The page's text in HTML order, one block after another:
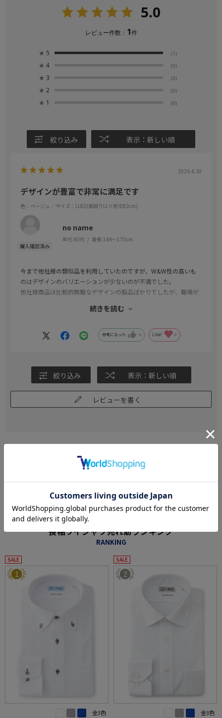
5.0
レビュー件数： 1件
★ 5 (1)
★ 4 (0)
★ 3 (0)
★ 2 (0)
★ 1 (0)
絞り込み 表示：新しい順
2026.6.30
デザインが豊富で非常に満足です
色：ベージュ ／サイズ：LL82(首回りLL×裄丈82cm)
no name
年代:40代 身長:166～170cm
今まで他社様の類似品を利用していたのですが、W&W性の高いも
のはデザインのバリエーションが少ないのが不満でした。
他社様商品は比較的無難なデザインの製品ばかりでしたが、職場が
高い製品を探していたところi-Shirtはどんぴしゃりでした。
おりましたが、実際に着てみると全く不快感はなく、今のところ
5,6回ほど洗濯しておりますが全くアイロンの必要がなく着れており
他のデザインのものも購入したいです
続きを読む
参考になった 0 Like! 0
絞り込み 表示：新しい順
レビューを書く
#この商品に関するタグで探す
※クリックするとタグに関連した商品が表示されます。
長袖ワイシャツ売れ筋ランキング
RANKING
SALE
1
全3色
SALE
2
全3色